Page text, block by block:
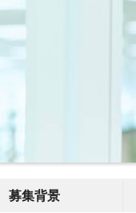
募集背景